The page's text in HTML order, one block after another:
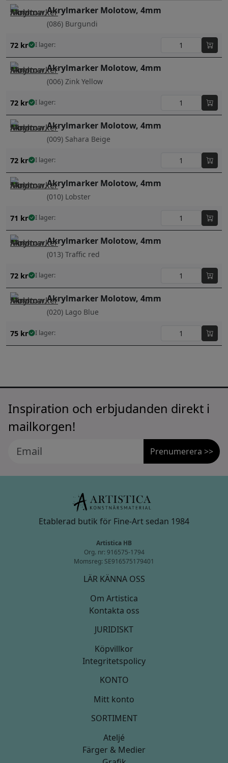
Akrylmarker Molotow, 4mm
(086) Burgundi
72 kr I lager:
Akrylmarker Molotow, 4mm
(006) Zink Yellow
72 kr I lager:
Akrylmarker Molotow, 4mm
(009) Sahara Beige
72 kr I lager:
Akrylmarker Molotow, 4mm
(010) Lobster
71 kr I lager:
Akrylmarker Molotow, 4mm
(013) Traffic red
72 kr I lager:
Akrylmarker Molotow, 4mm
(020) Lago Blue
75 kr I lager:
Inspiration och erbjudanden direkt i
mailkorgen!
Prenumerera >>
Etablerad butik för Fine-Art sedan 1984
Artistica HB
Org. nr: 916575-1794
Momsreg: SE916575179401
LÄR KÄNNA OSS
Om Artistica
Kontakta oss
JURIDISKT
Köpvillkor
Integritetspolicy
KONTO
Mitt konto
SORTIMENT
Ateljé
Färger & Medier